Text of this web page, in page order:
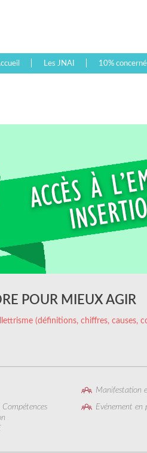
Les JNAI 10%
POUR MIEUX AGIR
(définitions, chiffres, causes,
Manifestation
Evénement en